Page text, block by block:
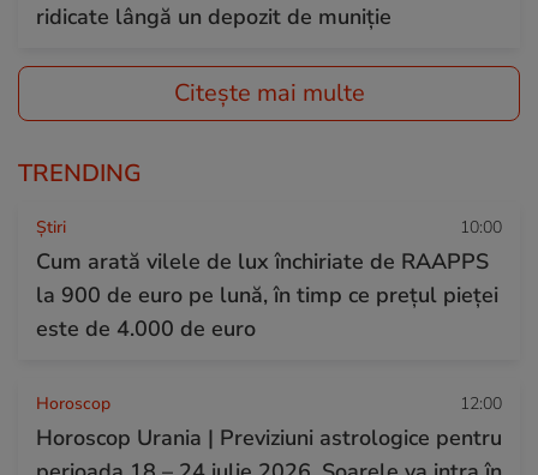
ridicate lângă un depozit de muniție
Citește mai multe
TRENDING
Ştiri 10:00
Cum arată vilele de lux închiriate de RAAPPS
la 900 de euro pe lună, în timp ce prețul pieței
este de 4.000 de euro
Horoscop 12:00
Horoscop Urania | Previziuni astrologice pentru